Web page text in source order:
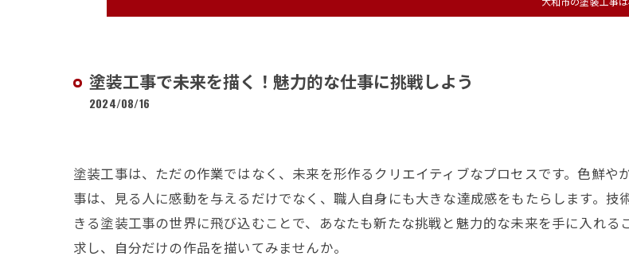
塗装工事で未来を描く！魅力的な仕事に挑戦しよう
2024/08/16
塗装工事は、ただの作業ではなく、未来を形作るクリエイティブなプロセスです。色鮮
事は、見る人に感動を与えるだけでなく、職人自身にも大きな達成感をもたらします。
きる塗装工事の世界に飛び込むことで、あなたも新たな挑戦と魅力的な未来を手に入れ
求し、自分だけの作品を描いてみませんか。